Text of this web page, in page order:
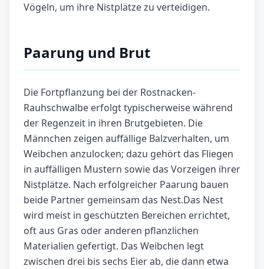
Vögeln, um ihre Nistplätze zu verteidigen.
Paarung und Brut
Die Fortpflanzung bei der Rostnacken-
Rauhschwalbe erfolgt typischerweise während
der Regenzeit in ihren Brutgebieten. Die
Männchen zeigen auffällige Balzverhalten, um
Weibchen anzulocken; dazu gehört das Fliegen
in auffälligen Mustern sowie das Vorzeigen ihrer
Nistplätze. Nach erfolgreicher Paarung bauen
beide Partner gemeinsam das Nest.Das Nest
wird meist in geschützten Bereichen errichtet,
oft aus Gras oder anderen pflanzlichen
Materialien gefertigt. Das Weibchen legt
zwischen drei bis sechs Eier ab, die dann etwa